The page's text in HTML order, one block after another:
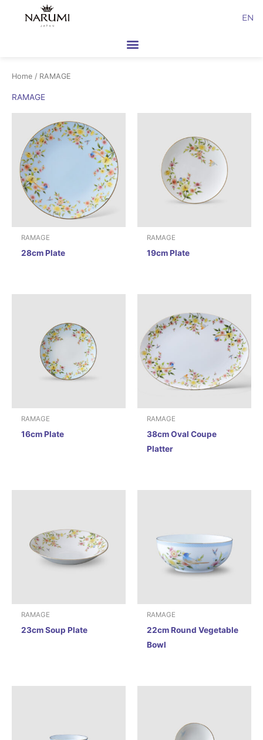
EN
Home / RAMAGE
RAMAGE
RAMAGE
28cm Plate
RAMAGE
19cm Plate
RAMAGE
16cm Plate
RAMAGE
38cm Oval Coupe
Platter
RAMAGE
23cm Soup Plate
RAMAGE
22cm Round Vegetable
Bowl